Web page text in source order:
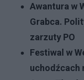
Awantura w
Grabca.
zarzuty PO
Festiwal w
uchodźcach